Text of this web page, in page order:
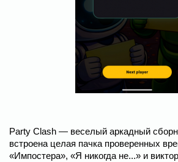
Party Clash ― веселый аркадный
встроена целая пачка проверенных
«Импостера», «Я никогда не...» и